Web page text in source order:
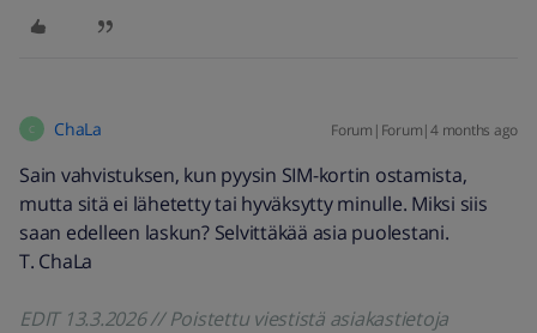
C ChaLa Forum|Forum|4 months ago
Sain vahvistuksen, kun pyysin SIM-kortin ostamista,
mutta sitä ei lähetetty tai hyväksytty minulle. Miksi siis
saan edelleen laskun? Selvittäkää asia puolestani.
T. ChaLa
EDIT 13.3.2026 // Poistettu viestistä asiakastietoja